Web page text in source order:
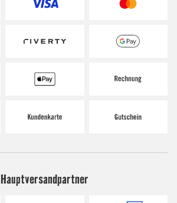
Hauptversandpartner